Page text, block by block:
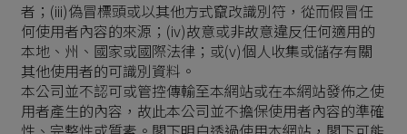
者；(iii)偽冒標頭或以其他方式竄改識別符，從而假冒任
何使用者內容的來源；(iv)故意或非故意違反任何適用的
本地、州、國家或國際法律；或(v)個人收集或儲存有關
其他使用者的可識別資料。
本公司並不認可或管控傳輸至本網站或在本網站發佈之使
用者產生的內容，故此本公司並不擔保使用者內容的準確